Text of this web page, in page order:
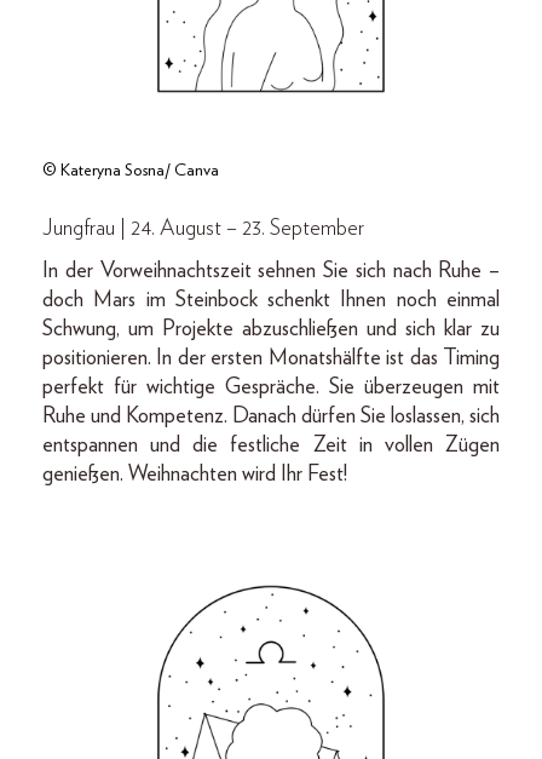
© Kateryna Sosna/ Canva
Jungfrau | 24. August – 23. September
In der Vorweihnachtszeit sehnen Sie sich nach Ruhe –
doch Mars im Steinbock schenkt Ihnen noch einmal
Schwung, um Projekte abzuschließen und sich klar zu
positionieren. In der ersten Monatshälfte ist das Timing
perfekt für wichtige Gespräche. Sie überzeugen mit
Ruhe und Kompetenz. Danach dürfen Sie loslassen, sich
entspannen und die festliche Zeit in vollen Zügen
genießen. Weihnachten wird Ihr Fest!